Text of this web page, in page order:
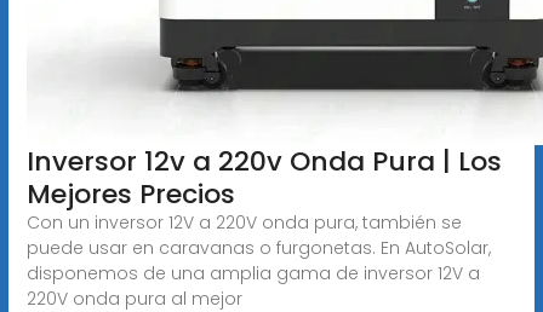
Inversor 12v a 220v Onda Pura | Los
Mejores Precios
Con un inversor 12V a 220V onda pura, también se
puede usar en caravanas o furgonetas. En AutoSolar,
disponemos de una amplia gama de inversor 12V a
220V onda pura al mejor